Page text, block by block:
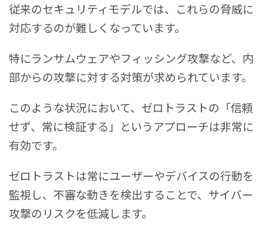
従来のセキュリティモデルでは、これらの脅威に
対応するのが難しくなっています。
特にランサムウェアやフィッシング攻撃など、内
部からの攻撃に対する対策が求められています。
このような状況において、ゼロトラストの「信頼
せず、常に検証する」というアプローチは非常に
有効です。
ゼロトラストは常にユーザーやデバイスの行動を
監視し、不審な動きを検出することで、サイバー
攻撃のリスクを低減します。